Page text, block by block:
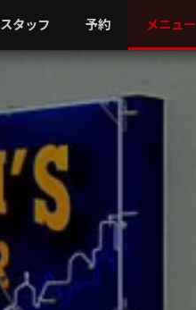
スタッフ 予約 メニュー